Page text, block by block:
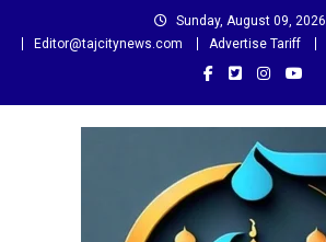
Sunday, August 09, 2026
Editor@tajcitynews.com
Advertise Tariff